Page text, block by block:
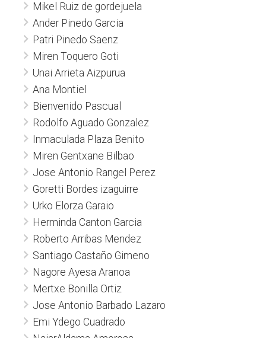
Mikel Ruiz de gordejuela
Ander Pinedo Garcia
Patri Pinedo Saenz
Miren Toquero Goti
Unai Arrieta Aizpurua
Ana Montiel
Bienvenido Pascual
Rodolfo Aguado Gonzalez
Inmaculada Plaza Benito
Miren Gentxane Bilbao
Jose Antonio Rangel Perez
Goretti Bordes izaguirre
Urko Elorza Garaio
Herminda Canton Garcia
Roberto Arribas Mendez
Santiago Castaño Gimeno
Nagore Ayesa Aranoa
Mertxe Bonilla Ortiz
Jose Antonio Barbado Lazaro
Emi Ydego Cuadrado